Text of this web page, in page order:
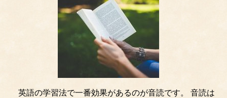
英語の学習法で一番効果があるのが⾳読です。 ⾳読は